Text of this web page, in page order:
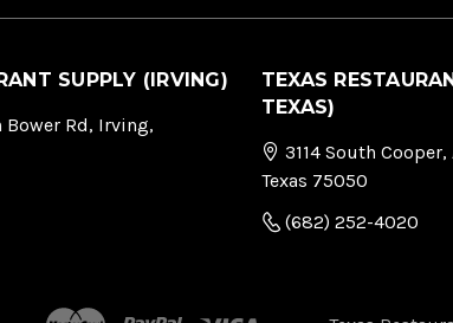
SUPPLY (IRVING)
Bower Rd, Irving,
TEXAS
TEXAS)
3114 South
Texas 75050
(682) 252-4020